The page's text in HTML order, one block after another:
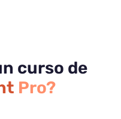
curso de
Pro?